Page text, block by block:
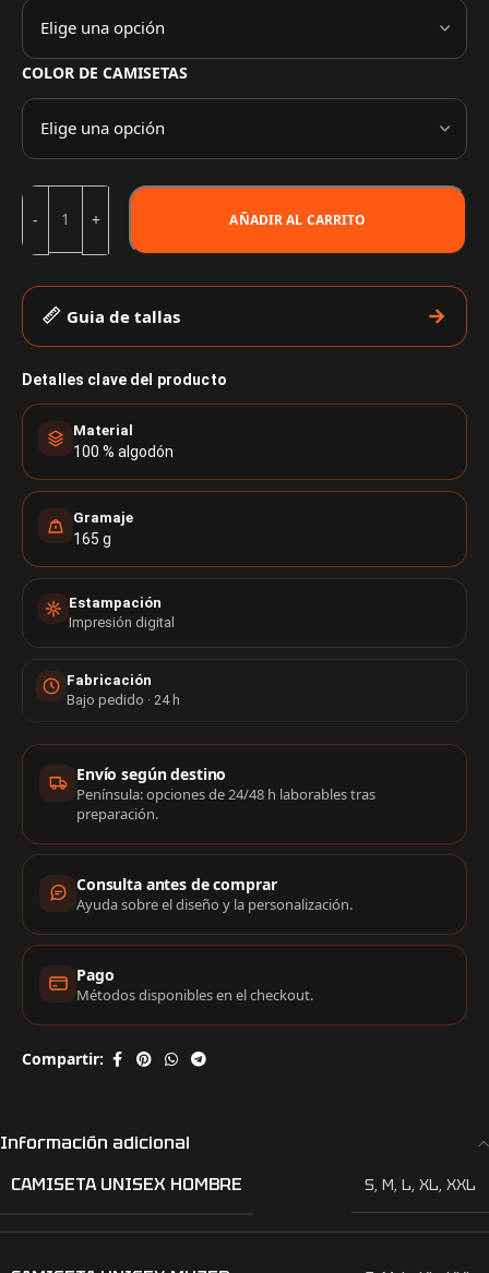
COLOR DE CAMISETAS
AÑADIR AL CARRITO
Guia de tallas
Detalles clave del producto
Material
100 % algodón
Gramaje
165 g
Estampación
Impresión digital
Fabricación
Bajo pedido · 24 h
Información de compra
Envío según destino
Península: opciones de 24/48 h laborables tras
preparación.
Consulta antes de comprar
Ayuda sobre el diseño y la personalización.
Pago
Métodos disponibles en el checkout.
Compartir:
Información adicional
CAMISETA UNISEX HOMBRE
S, M, L, XL, XXL